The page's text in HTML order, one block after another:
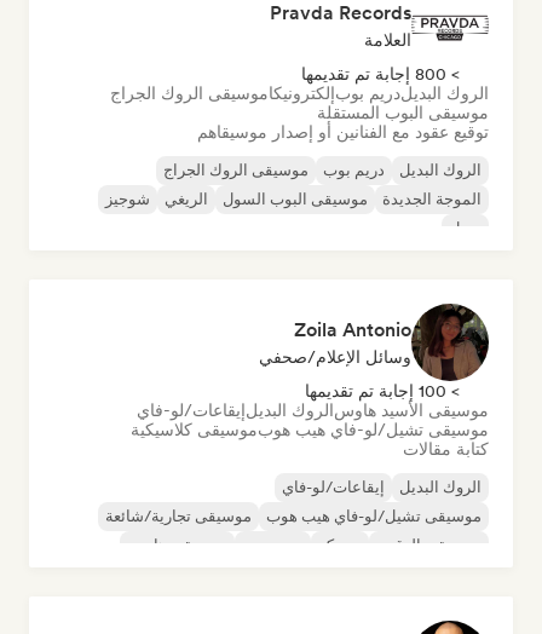
Pravda Records
العلامة
> 800 إجابة تم تقديمها
الروك البديلدريم بوبإلكترونيكاموسيقى الروك الجراج
موسيقى البوب المستقلة
توقيع عقود مع الفنانين أو إصدار موسيقاهم
الروك البديل دريم بوب
موسيقى الروك الجراج
الموجة الجديدة
موسيقى البوب السول الريغي
شوجيز
سول
Zoila Antonio
وسائل الإعلام/صحفي
> 100 إجابة تم تقديمها
موسيقى الأسيد هاوسالروك البديلإيقاعات/لو-فاي
موسيقى تشيل/لو-فاي هيب هوبموسيقى كلاسيكية
كتابة مقالات
الروك البديل
إيقاعات/لو-فاي
موسيقى تشيل/لو-فاي هيب هوب
موسيقى تجارية/شائعة
موسيقى الرقص
ديسكو موسيقى هاوس